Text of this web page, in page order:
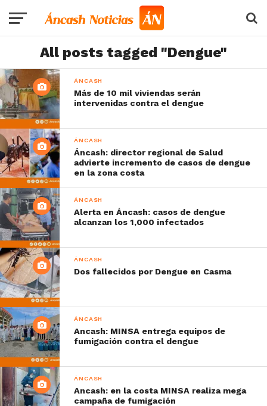
All posts tagged "Dengue"
ÁNCASH
Más de 10 mil viviendas serán
intervenidas contra el dengue
ÁNCASH
Áncash: director regional de Salud
advierte incremento de casos de dengue
en la zona costa
ÁNCASH
Alerta en Áncash: casos de dengue
alcanzan los 1,000 infectados
ÁNCASH
Dos fallecidos por Dengue en Casma
ÁNCASH
Ancash: MINSA entrega equipos de
fumigación contra el dengue
ÁNCASH
Ancash: en la costa MINSA realiza mega
campaña de fumigación